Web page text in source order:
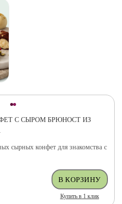
С СЫРОМ БРЮНОСТ ИЗ
сырных конфет для знакомства с
Купить в 1 клик